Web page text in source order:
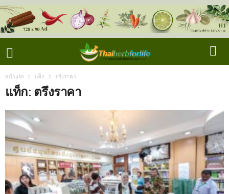
หน้าแรก แท็ก ตรึงราคา
แท็ก: ตรึงราคา